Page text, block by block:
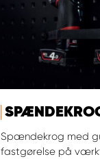
Spændekrog med
fastgørelse på